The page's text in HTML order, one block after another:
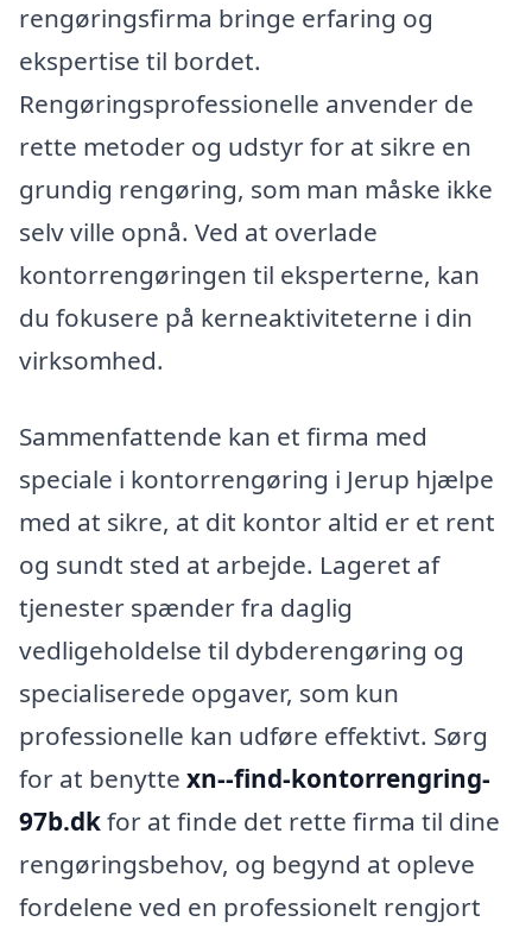
rengøringsfirma bringe erfaring og
ekspertise til bordet.
Rengøringsprofessionelle anvender de
rette metoder og udstyr for at sikre en
grundig rengøring, som man måske ikke
selv ville opnå. Ved at overlade
kontorrengøringen til eksperterne, kan
du fokusere på kerneaktiviteterne i din
virksomhed.
Sammenfattende kan et firma med
speciale i kontorrengøring i Jerup hjælpe
med at sikre, at dit kontor altid er et rent
og sundt sted at arbejde. Lageret af
tjenester spænder fra daglig
vedligeholdelse til dybderengøring og
specialiserede opgaver, som kun
professionelle kan udføre effektivt. Sørg
for at benytte xn--find-kontorrengring-
97b.dkfor at finde det rette firma til dine
rengøringsbehov, og begynd at opleve
fordelene ved en professionelt rengjort